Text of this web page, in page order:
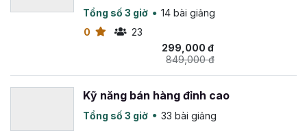
Tổng số 3 giờ
14 bài giảng
0
23
299,000 đ
849,000 đ
Kỹ năng bán hàng đỉnh cao
Tổng số 3 giờ 33 bài giảng